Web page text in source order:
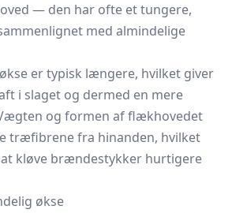
— den har ofte et tungere,
med almindelige
er typisk længere, hvilket giver
i slaget og dermed en mere
og formen af flækhovedet
træfibrene fra hinanden, hvilket
kløve brændestykker hurtigere
økse